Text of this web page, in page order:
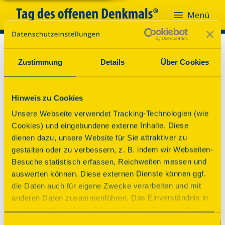
Zustimmung Details Über Cookies
Hinweis zu Cookies
Unsere Webseite verwendet Tracking-Technologien (wie
Cookies) und eingebundene externe Inhalte. Diese
dienen dazu, unsere Website für Sie attraktiver zu
gestalten oder zu verbessern, z. B. indem wir Webseiten-
Besuche statistisch erfassen, Reichweiten messen und
auswerten können. Diese externen Dienste können ggf.
die Daten auch für eigene Zwecke verarbeiten und mit
anderen Daten zusammenführen. Das Einverständnis in
die Verwendung dieser Dienste können Sie hier geben.
Menü